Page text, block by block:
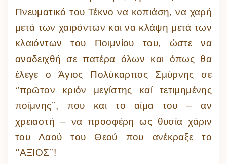
Πνευματικό του Τέκνο να κοπιάση, να χαρή
μετά των χαιρόντων και να κλάψη μετά των
κλαιόντων του Ποιμνίου του, ώστε να
αναδειχθή σε πατέρα όλων και όπως θα
έλεγε ο Άγιος Πολύκαρπος Σμύρνης σε
‘’πρῶτον κριόν μεγίστης καί τετιμημένης
ποίμνης’’, που και το αίμα του – αν
χρειαστή – να προσφέρη ως θυσία χάριν
του Λαού του Θεού που ανέκραξε το
‘’ΑΞΙΟΣ’’!